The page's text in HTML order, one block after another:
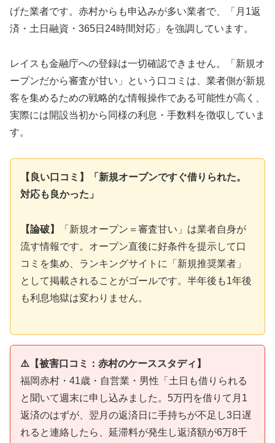
げた業者です。赤村からも申込みが多い業者で、「月1返
済・土日融資・365日24時間対応」を強調しています。
レイスも金融庁への登録は一切確認できません。「新規オ
ープンだから審査が甘い」という口コミは、業者側が新規
客を集めるための戦略的な情報操作である可能性が高く、
実際には開設当初から同様の利息・手数料を徴収していま
す。
【良い口コミ】「新規オープンですぐ借りられた。
対応も良かった」
【論破】
「新規オープン＝審査甘い」は業者自身が
流す情報です。オープン直後に好条件を提示して口
コミを集め、ランキングサイトに「新規推奨業者」
として掲載されることがゴールです。半年後も1年後
も利息地獄は変わりません。
⚠️【被害口コミ：赤村のケーススタディ】
福岡赤村・41歳・自営業・男性「土日も借りられる
と聞いて週末に申し込みました。5万円を借りて月1
返済のはずが、翌月の返済日に手持ちが不足し3日遅
れると連絡したら、延滞料が発生し返済額が6万8千